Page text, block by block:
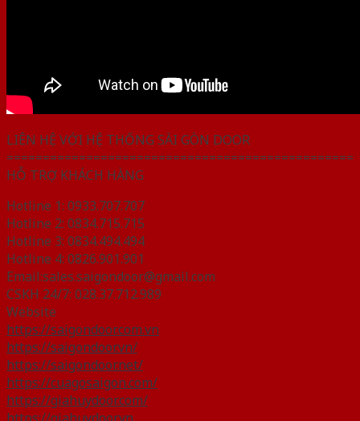
LIÊN HỆ VỚI HỆ THỐNG SÀI GÒN DOOR
================================================
HỖ TRỢ KHÁCH HÀNG
Hotline 1: 0933.707.707
Hotline 2: 0834.715.715
Hotline 3: 0834.494.494
Hotline 4: 0826.901.901
Email:sales.saigondoor@gmail.com
CSKH 24/7: 028.37.712.989
Website
https://saigondoor.com.vn
https://saigondoor.vn/
https://saigondoor.net/
https://cuagosaigon.com/
https://giahuydoor.com/